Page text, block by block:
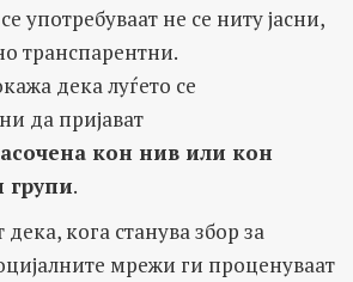
употребуваат не се ниту јасни,
транспарентни.
дека луѓето се
да пријават
кон нив или кон
групи.
дека, кога станува збор за
мрежи ги проценуваат